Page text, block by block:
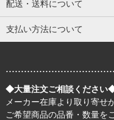
配送・送料について
支払い方法について
◆大量注文ご相談ください
メーカー在庫より取り寄せ
ご希望商品の品番・数量を